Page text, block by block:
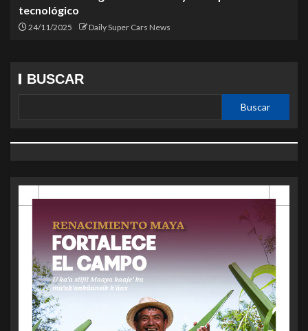
tecnológico
24/11/2025 Daily Super Cars News
BUSCAR
Buscar